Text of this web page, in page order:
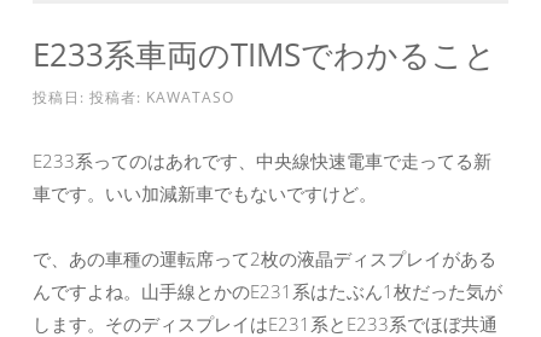
ッ
プ
E233系車両のTIMSでわかること
投稿日: 投稿者: KAWATASO
E233系ってのはあれです、中央線快速電車で走ってる新
車です。いい加減新車でもないですけど。
で、あの車種の運転席って2枚の液晶ディスプレイがある
んですよね。山手線とかのE231系はたぶん1枚だった気が
します。そのディスプレイはE231系とE233系でほぼ共通